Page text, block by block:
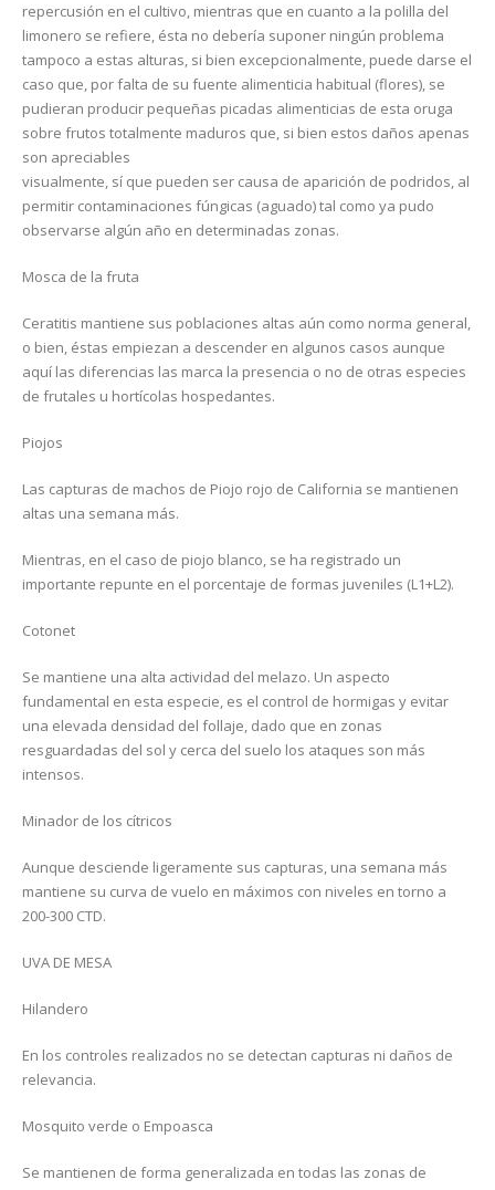
repercusión en el cultivo, mientras que en cuanto a la polilla del
limonero se refiere, ésta no debería suponer ningún problema
tampoco a estas alturas, si bien excepcionalmente, puede darse el
caso que, por falta de su fuente alimenticia habitual (flores), se
pudieran producir pequeñas picadas alimenticias de esta oruga
sobre frutos totalmente maduros que, si bien estos daños apenas
son apreciables
visualmente, sí que pueden ser causa de aparición de podridos, al
permitir contaminaciones fúngicas (aguado) tal como ya pudo
observarse algún año en determinadas zonas.
Mosca de la fruta
Ceratitis mantiene sus poblaciones altas aún como norma general,
o bien, éstas empiezan a descender en algunos casos aunque
aquí las diferencias las marca la presencia o no de otras especies
de frutales u hortícolas hospedantes.
Piojos
Las capturas de machos de Piojo rojo de California se mantienen
altas una semana más.
Mientras, en el caso de piojo blanco, se ha registrado un
importante repunte en el porcentaje de formas juveniles (L1+L2).
Cotonet
Se mantiene una alta actividad del melazo. Un aspecto
fundamental en esta especie, es el control de hormigas y evitar
una elevada densidad del follaje, dado que en zonas
resguardadas del sol y cerca del suelo los ataques son más
intensos.
Minador de los cítricos
Aunque desciende ligeramente sus capturas, una semana más
mantiene su curva de vuelo en máximos con niveles en torno a
200-300 CTD.
UVA DE MESA
Hilandero
En los controles realizados no se detectan capturas ni daños de
relevancia.
Mosquito verde o Empoasca
Se mantienen de forma generalizada en todas las zonas de